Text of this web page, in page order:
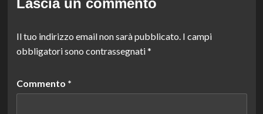
Lascia un commento
Il tuo indirizzo email non sarà pubblicato. I campi
obbligatori sono contrassegnati*
Commento *